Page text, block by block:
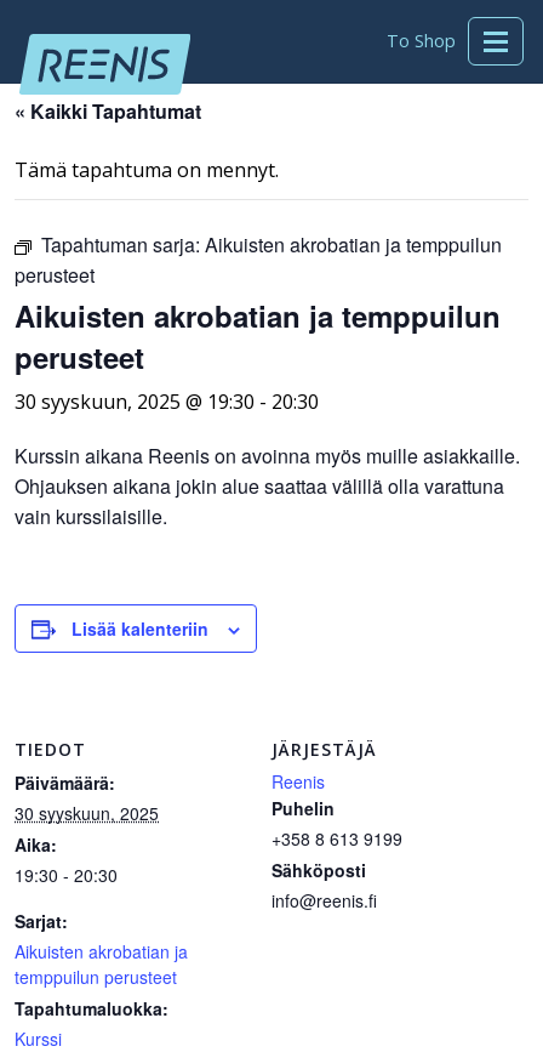
To Shop
« Kaikki Tapahtumat
Tämä tapahtuma on mennyt.
Tapahtuman sarja: Aikuisten akrobatian ja temppuilun
perusteet
Aikuisten akrobatian ja temppuilun
perusteet
30 syyskuun, 2025 @ 19:30 - 20:30
Kurssin aikana Reenis on avoinna myös muille asiakkaille.
Ohjauksen aikana jokin alue saattaa välillä olla varattuna
vain kurssilaisille.
Lisää kalenteriin
TIEDOT
Päivämäärä:
30 syyskuun, 2025
Aika:
19:30 - 20:30
Sarjat:
Aikuisten akrobatian ja
temppuilun perusteet
Tapahtumaluokka:
Kurssi
JÄRJESTÄJÄ
Reenis
Puhelin
+358 8 613 9199
Sähköposti
info@reenis.fi